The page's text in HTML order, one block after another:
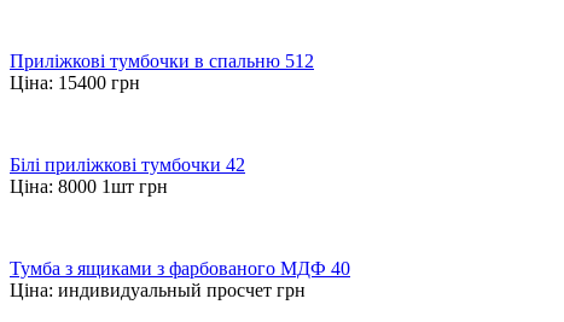
Приліжкові тумбочки в спальню 512
Ціна: 15400 грн
Білі приліжкові тумбочки 42
Ціна: 8000 1шт грн
Тумба з ящиками з фарбованого МДФ 40
Ціна: индивидуальный просчет грн